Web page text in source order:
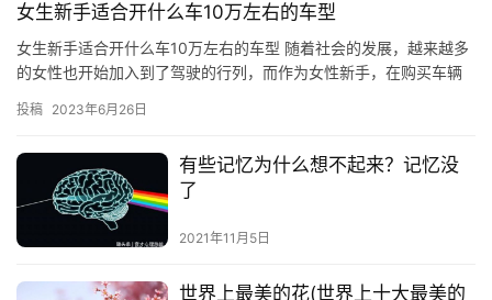
女生新手适合开什么车10万左右的车型
女生新手适合开什么车10万左右的车型 随着社会的发展，越来越多
的女性也开始加入到了驾驶的行列，而作为女性新手，在购买车辆
…
投稿 2023年6月26日
有些记忆为什么想不起来？记忆没
了
2021年11月5日
世界上最美的花(世界上十大最美的